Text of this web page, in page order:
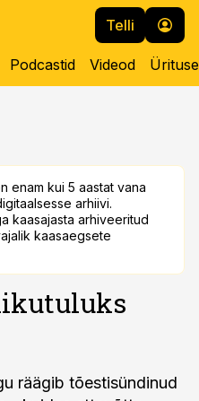
Telli
Podcastid Videod
enam kui 5 aastat vana
arhiivi.
kaasajasta arhiveeritud
kaasaegsete
räägib tõestisündinud